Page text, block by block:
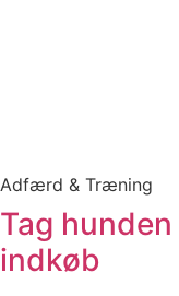
Adfærd & Træning
Tag
indkøb